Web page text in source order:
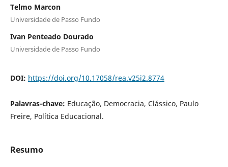
Telmo Marcon
Universidade de Passo Fundo
Ivan Penteado Dourado
Universidade de Passo Fundo
DOI: https://doi.org/10.17058/rea.v25i2.8774
Palavras-chave: Educação, Democracia, Clássico, Paulo
Freire, Política Educacional.
Resumo